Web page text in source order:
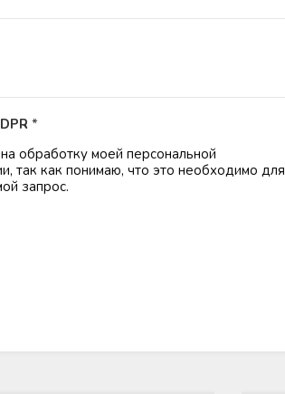
*
обработку моей персональной
так как понимаю, что это необходимо для
запрос.